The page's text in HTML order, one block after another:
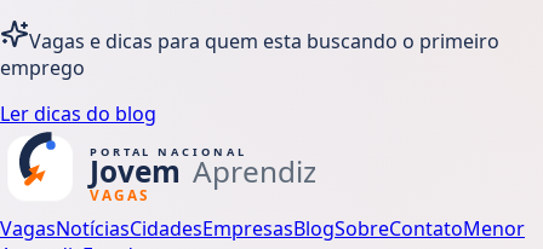
Vagas e dicas para quem esta buscando o primeiro
emprego
Ler dicas do blog
VagasNotíciasCidadesEmpresasBlogSobreContatoMenor